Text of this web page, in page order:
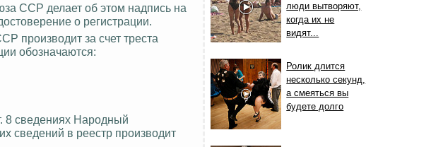
люди вытворяют,
когда их не
видят...
Ролик длится
несколько секунд,
а смеяться вы
будете долго
ССР делает об этом надпись на
о регистрации.
производит за счет треста
обозначаются:
8 сведениях Народный
сведений в реестр производит